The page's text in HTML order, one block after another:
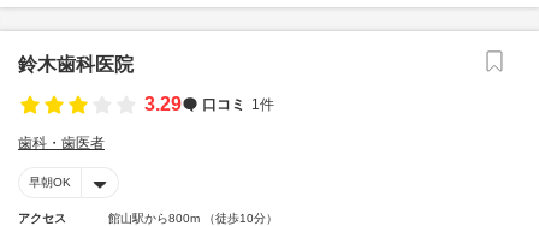
鈴木歯科医院
3.29
口コミ 1件
歯科・歯医者
早朝OK
アクセス
館山駅から800m （徒歩10分）